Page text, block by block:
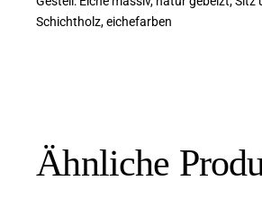
Schichtholz, eichefarben
Ähnliche